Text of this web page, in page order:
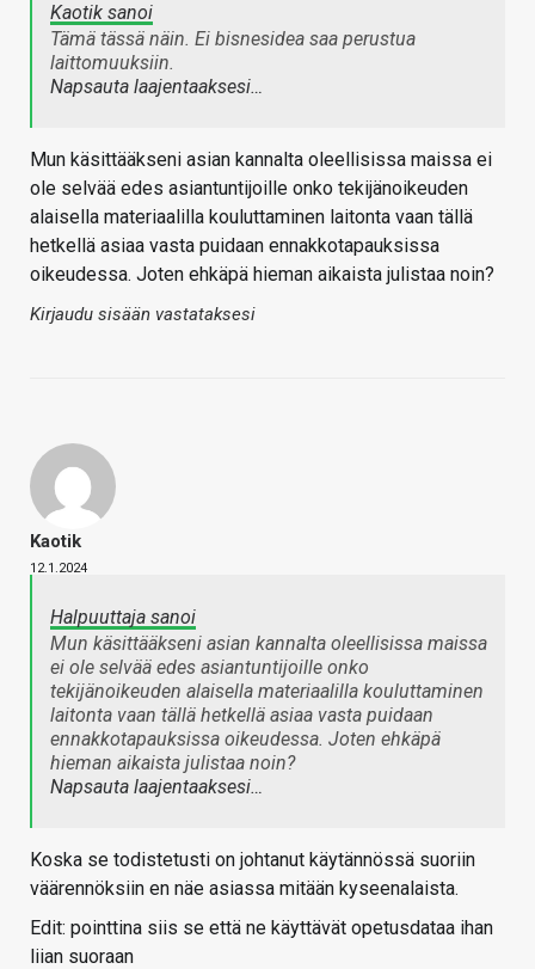
Kaotik sanoi
Tämä tässä näin. Ei bisnesidea saa perustua
laittomuuksiin.
Napsauta laajentaaksesi…
Mun käsittääkseni asian kannalta oleellisissa maissa ei
ole selvää edes asiantuntijoille onko tekijänoikeuden
alaisella materiaalilla kouluttaminen laitonta vaan tällä
hetkellä asiaa vasta puidaan ennakkotapauksissa
oikeudessa. Joten ehkäpä hieman aikaista julistaa noin?
Kirjaudu sisään vastataksesi
Kaotik
12.1.2024
Halpuuttaja sanoi
Mun käsittääkseni asian kannalta oleellisissa maissa
ei ole selvää edes asiantuntijoille onko
tekijänoikeuden alaisella materiaalilla kouluttaminen
laitonta vaan tällä hetkellä asiaa vasta puidaan
ennakkotapauksissa oikeudessa. Joten ehkäpä
hieman aikaista julistaa noin?
Napsauta laajentaaksesi…
Koska se todistetusti on johtanut käytännössä suoriin
väärennöksiin en näe asiassa mitään kyseenalaista.
Edit: pointtina siis se että ne käyttävät opetusdataa ihan
liian suoraan